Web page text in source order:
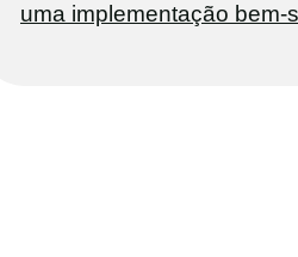
uma implementação bem-